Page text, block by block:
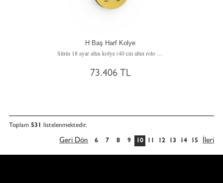
H Baş Harf Kolye
73.406 TL
Toplam 531 listelenmektedir.
İleri
6 7 8 9 10 11 12 13 14 15
Geri Dön